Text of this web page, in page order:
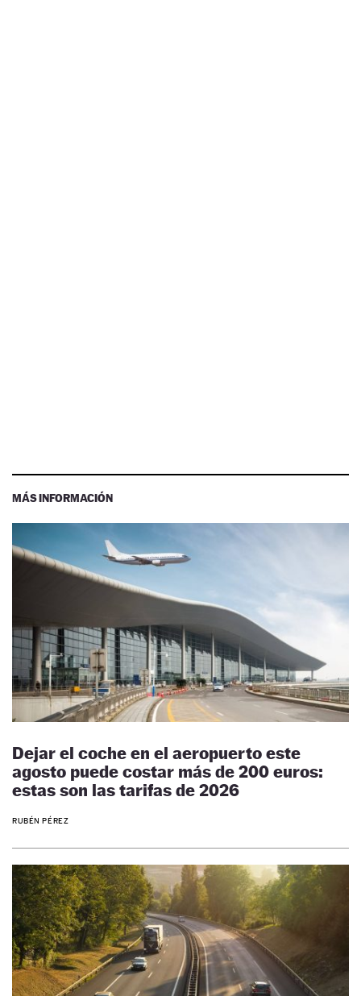
MÁS INFORMACIÓN
Dejar el coche en el aeropuerto este
agosto puede costar más de 200 euros:
estas son las tarifas de 2026
RUBÉN PÉREZ